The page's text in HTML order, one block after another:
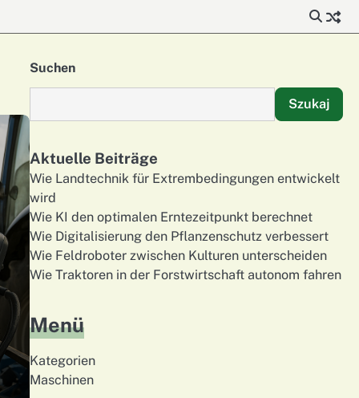
Suchen
Szukaj
Aktuelle Beiträge
Wie Landtechnik für Extrembedingungen entwickelt
wird
Wie KI den optimalen Erntezeitpunkt berechnet
Wie Digitalisierung den Pflanzenschutz verbessert
Wie Feldroboter zwischen Kulturen unterscheiden
Wie Traktoren in der Forstwirtschaft autonom fahren
Menü
Kategorien
Maschinen